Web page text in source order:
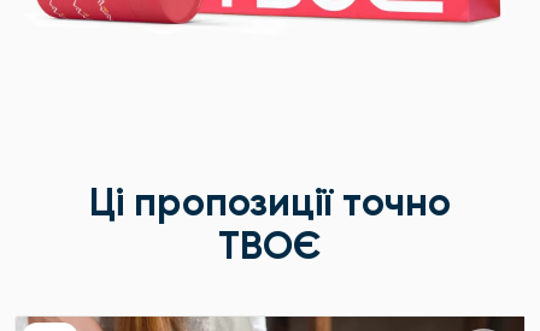
Ці пропозиції точно
ТВОЄ